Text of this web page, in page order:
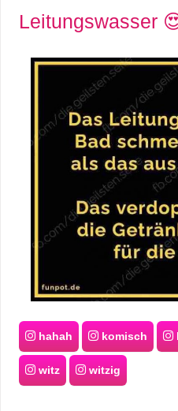
Leitungswasser
hahah komisch
witz witzig